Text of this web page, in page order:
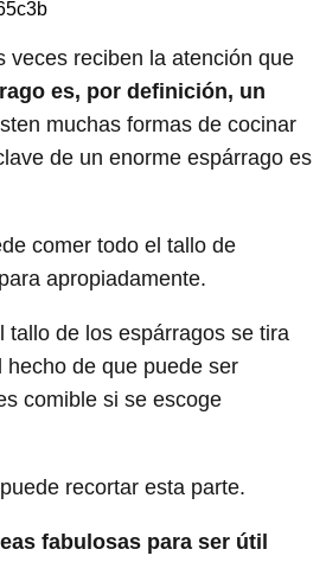
veces reciben la atención que
es, por definición, un
muchas formas de cocinar
de un enorme espárrago es
comer todo el tallo de
apropiadamente.
tallo de los espárragos se tira
de que puede ser
comible si se escoge
recortar esta parte.
fabulosas para ser útil